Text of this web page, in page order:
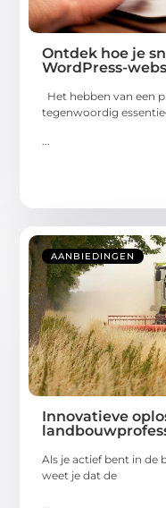
Ontdek hoe je
WordPress-
Het hebben van een
tegenwoordig
...
AANBIEDINGEN
Innovatieve
Als je actief bent in de
weet je dat de